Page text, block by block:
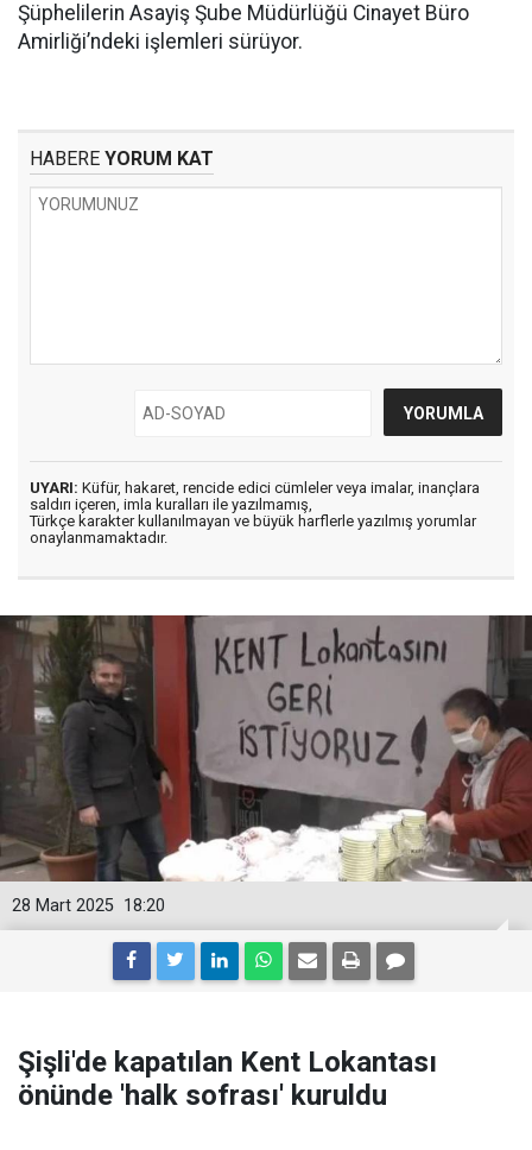
Şüphelilerin Asayiş Şube Müdürlüğü Cinayet Büro
Amirliği’ndeki işlemleri sürüyor.
HABERE YORUM KAT
UYARI: Küfür, hakaret, rencide edici cümleler veya imalar, inançlara
saldırı içeren, imla kuralları ile yazılmamış,
Türkçe karakter kullanılmayan ve büyük harflerle yazılmış yorumlar
onaylanmamaktadır.
18:20
28 Mart 2025
Şişli'de kapatılan Kent Lokantası
önünde 'halk sofrası' kuruldu